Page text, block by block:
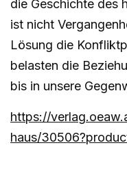
die Geschichte des
ist nicht
Lösung die
belasten die
bis in unsere
https://
haus/